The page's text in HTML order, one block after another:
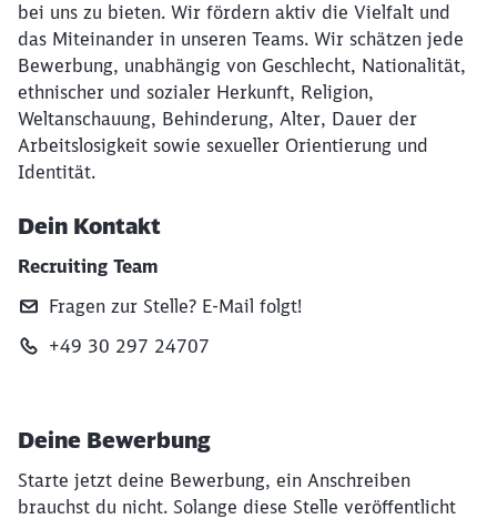
bei uns zu bieten. Wir fördern aktiv die Vielfalt und
das Miteinander in unseren Teams. Wir schätzen jede
Bewerbung, unabhängig von Geschlecht, Nationalität,
ethnischer und sozialer Herkunft, Religion,
Weltanschauung, Behinderung, Alter, Dauer der
Arbeitslosigkeit sowie sexueller Orientierung und
Identität.
Dein Kontakt
Recruiting Team
Fragen zur Stelle? E‑Mail folgt!
+49 30 297 24707
Deine Bewerbung
Starte jetzt deine Bewerbung, ein Anschreiben
brauchst du nicht. Solange diese Stelle veröffentlicht